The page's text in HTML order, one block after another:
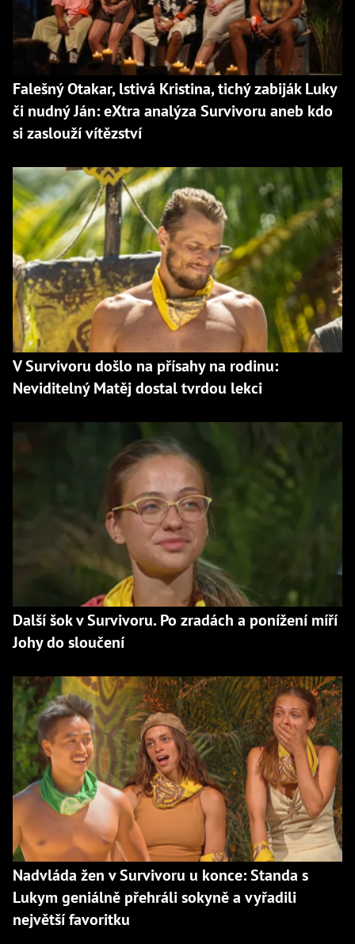
Falešný Otakar, lstivá Kristina, tichý zabiják Luky
či nudný Ján: eXtra analýza Survivoru aneb kdo
si zaslouží vítězství
V Survivoru došlo na přísahy na rodinu:
Neviditelný Matěj dostal tvrdou lekci
Další šok v Survivoru. Po zradách a ponížení míří
Johy do sloučení
Nadvláda žen v Survivoru u konce: Standa s
Lukym geniálně přehráli sokyně a vyřadili
největší favoritku